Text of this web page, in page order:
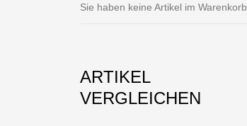
Sie haben keine Artikel im Warenkorb.
ARTIKEL
VERGLEICHEN